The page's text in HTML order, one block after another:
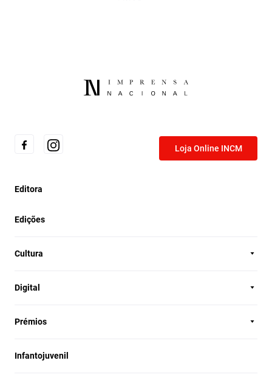
Loja Online INCM
Editora
Edições
Cultura
Digital
Prémios
Infantojuvenil